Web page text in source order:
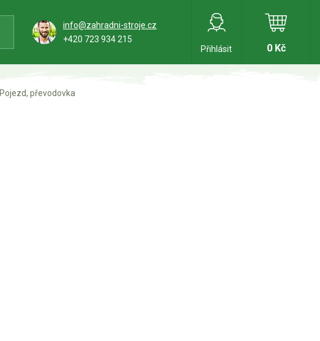
info@zahradni-stroje.cz
+420 723 934 215
Přihlásit
0 Kč
Pojezd, převodovka